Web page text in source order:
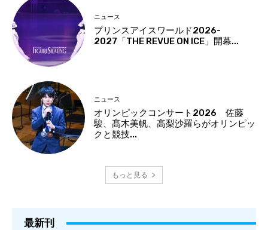
ニュース
プリンスアイスワールド2026-
2027「THE REVUE ON ICE」開幕...
ニュース
オリンピックコンサート2026 佐藤
駿、髙木美帆、高梨沙羅らがオリンピッ
クと競技...
もっと見る
最新刊